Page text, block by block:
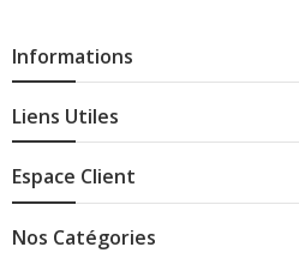
Informations
Liens Utiles
Espace Client
Nos Catégories